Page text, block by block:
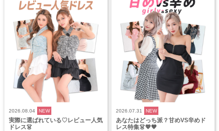
2026.08.04 NEW
実際に選ばれている♡レビュー人気
ドレス👗
2026.07.31 NEW
あなたはどっち派？甘めVS辛めド
レス特集👗💖🖤